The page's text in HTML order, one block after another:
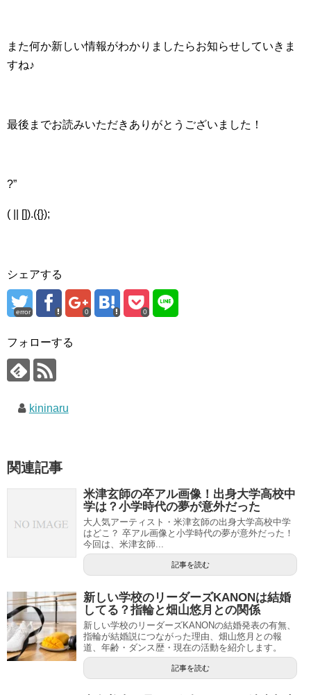
また何か新しい情報がわかりましたらお知らせしていきま
すね♪
最後までお読みいただきありがとうございました！
?”
( || []).({});
シェアする
error 0 0
フォローする
kininaru
関連記事
米津玄師の卒アル画像！出身大学高校中
学は？小学時代の夢が意外だった
大人気アーティスト・米津玄師の出身大学高校中学
はどこ？ 卒アル画像と小学時代の夢が意外だった！
今回は、米津玄師...
記事を読む
新しい学校のリーダーズKANONは結婚
してる？指輪と畑山悠月との関係
新しい学校のリーダーズKANONの結婚発表の有無、
指輪が結婚説につながった理由、畑山悠月との報
道、年齢・ダンス歴・現在の活動を紹介します。
記事を読む